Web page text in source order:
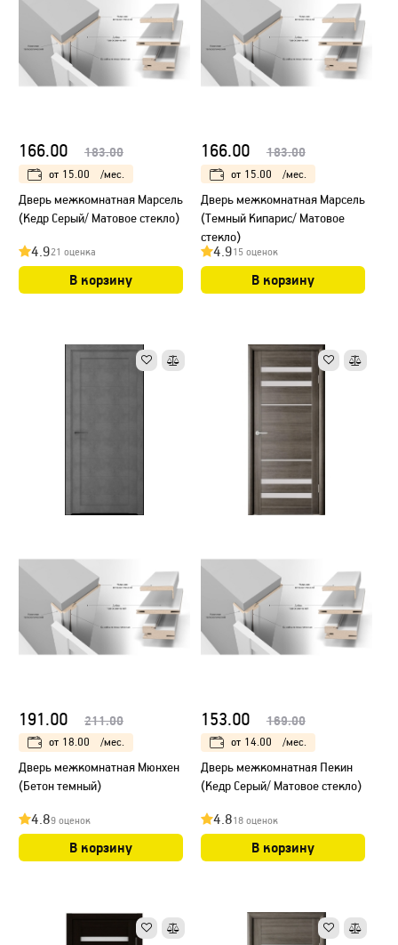
166.00 183.00
от 15.00 /мес.
Дверь межкомнатная Марсель
(Кедр Серый/ Матовое стекло)
4.921 оценка
В корзину
166.00 183.00
от 15.00 /мес.
Дверь межкомнатная Марсель
(Темный Кипарис/ Матовое
стекло)
4.915 оценок
В корзину
191.00 211.00
от 18.00 /мес.
Дверь межкомнатная Мюнхен
(Бетон темный)
4.89 оценок
В корзину
153.00 169.00
от 14.00 /мес.
Дверь межкомнатная Пекин
(Кедр Серый/ Матовое стекло)
4.818 оценок
В корзину